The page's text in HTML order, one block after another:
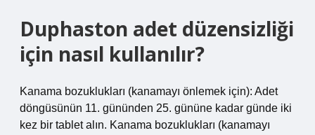
Duphaston adet düzensizliği
için nasıl kullanılır?
Kanama bozuklukları (kanamayı önlemek için): Adet
döngüsünün 11. gününden 25. gününe kadar günde iki
kez bir tablet alın. Kanama bozuklukları (kanamayı